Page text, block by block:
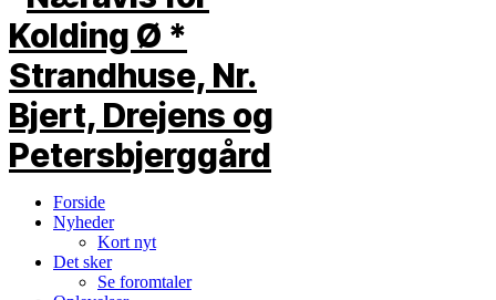
Forside
Nyheder
Kort nyt
Det sker
Se foromtaler